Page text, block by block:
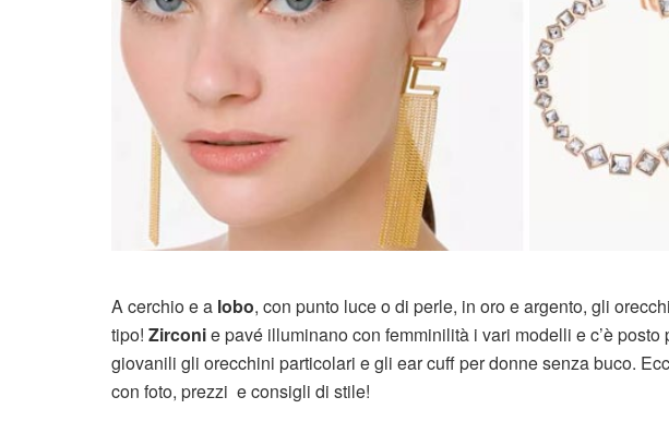
A cerchio e a lobo, con punto luce o di perle, in oro e argento, gli
tipo! Zirconie pavé illuminano con femminilità i vari modelli e c’è
giovanili gli orecchini particolari e gli ear cuff per donne senza buco.
con foto, prezzi e consigli di stile!